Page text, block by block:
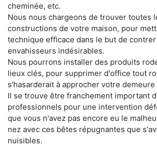
cheminée, etc.
Nous nous chargeons de trouver toutes
constructions de votre maison, pour
technique efficace dans le but de
envahisseurs indésirables.
Nous pourrons installer des produits
lieux clés, pour supprimer d'office tout
s'hasarderait à approcher votre
Il se trouve être franchement important
professionnels pour une intervention
que vous n'avez pas encore eu le
nez avec ces bêtes répugnantes que
nuisibles.